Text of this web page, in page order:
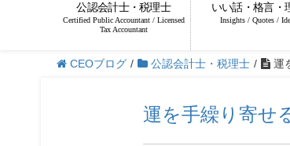
公認会計士・税理士
Certified Public Accountant / Licensed
Tax Accountant
いい話・格言・
Insights / Quotes /
CEOブログ / 公認会計士・税理士 / 運
運を手繰り寄せ